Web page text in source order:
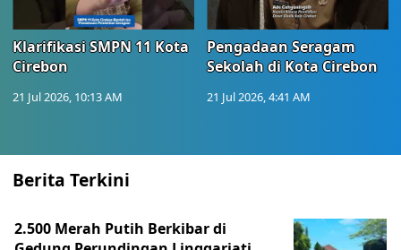
Klarifikasi SMPN 11 Kota
Cirebon
21 Jul 2026, 10:13 AM
Pengadaan Seragam
Sekolah di Kota Cirebon
21 Jul 2026, 4:41 AM
Berita Terkini
2.500 Merah Putih Berkibar di